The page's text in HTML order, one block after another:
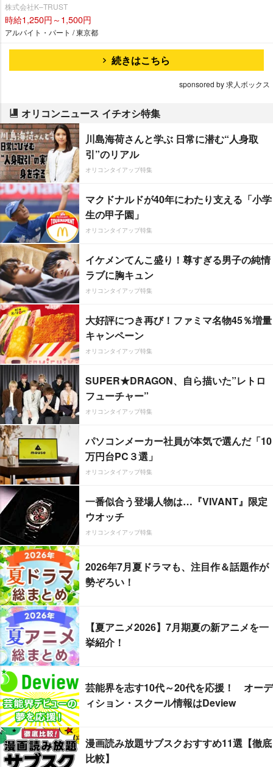
株式会社K–TRUST
時給1,250円～1,500円
アルバイト・パート / 東京都
続きはこちら
sponsored by 求人ボックス
オリコンニュース イチオシ特集
川島海荷さんと学ぶ 日常に潜む“人身取
引”のリアル
オリコンタイアップ特集
マクドナルドが40年にわたり支える「小学
生の甲子園」
オリコンタイアップ特集
イケメンてんこ盛り！尊すぎる男子の純情
ラブに胸キュン
オリコンタイアップ特集
大好評につき再び！ファミマ名物45％増量
キャンペーン
オリコンタイアップ特集
SUPER★DRAGON、自ら描いた”レトロ
フューチャー”
オリコンタイアップ特集
パソコンメーカー社員が本気で選んだ「10
万円台PC３選」
オリコンタイアップ特集
一番似合う登場人物は…『VIVANT』限定
ウオッチ
オリコンタイアップ特集
2026年7月夏ドラマも、注目作＆話題作が
勢ぞろい！
【夏アニメ2026】7月期夏の新アニメを一
挙紹介！
芸能界を志す10代～20代を応援！ オーデ
ィション・スクール情報はDeview
漫画読み放題サブスクおすすめ11選【徹底
比較】